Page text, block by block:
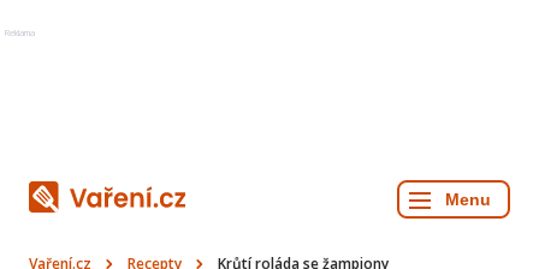
Reklama
Vaření.cz Recepty Krůtí roláda se žampiony